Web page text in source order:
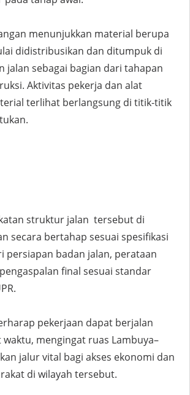
menunjukkan material berupa
didistribusikan dan ditumpuk di
jalan sebagai bagian dari tahapan
Aktivitas pekerja dan alat
terlihat berlangsung di titik-titik
struktur jalan tersebut di
secara bertahap sesuai spesifikasi
persiapan badan jalan, perataan
final sesuai standar
pekerjaan dapat berjalan
mengingat ruas Lambuya–
jalur vital bagi akses ekonomi dan
di wilayah tersebut.